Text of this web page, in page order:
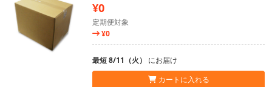
¥0
定期便対象
¥0
最短 8/11（火） にお届け
カートに入れる